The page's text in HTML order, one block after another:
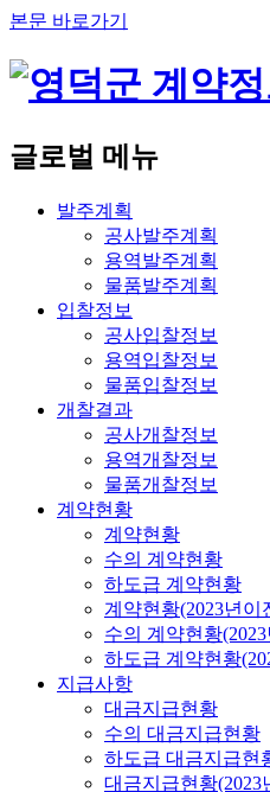
본문 바로가기
글로벌 메뉴
발주계획
공사발주계획
용역발주계획
물품발주계획
입찰정보
공사입찰정보
용역입찰정보
물품입찰정보
개찰결과
공사개찰정보
용역개찰정보
물품개찰정보
계약현황
계약현황
수의 계약현황
하도급 계약현황
계약현황(2023년이
수의 계약현황
하도급 계약현황
지급사항
대금지급현황
수의 대금지급현황
하도급 대금지급현
대금지급현황(2023